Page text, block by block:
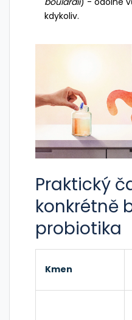
kdykoliv.
Praktický
konkrétně
probiotika
Kmen